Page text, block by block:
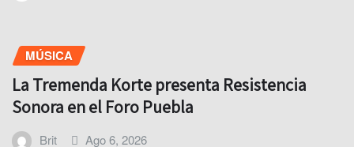
MÚSICA
La Tremenda Korte presenta Resistencia
Sonora en el Foro Puebla
Brit Ago 6, 2026